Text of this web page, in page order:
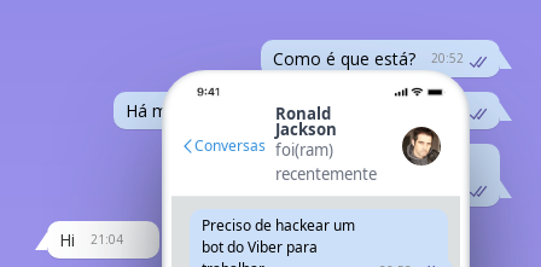
20:52
Como é que está?
Há muito tempo que não nos vemos
está na cidade?
ou numa viagem
21:04
Hi
Conversas
Ronald
Jackson
foi(ram)
recentemente
Preciso de hackear um
bot do Viber para